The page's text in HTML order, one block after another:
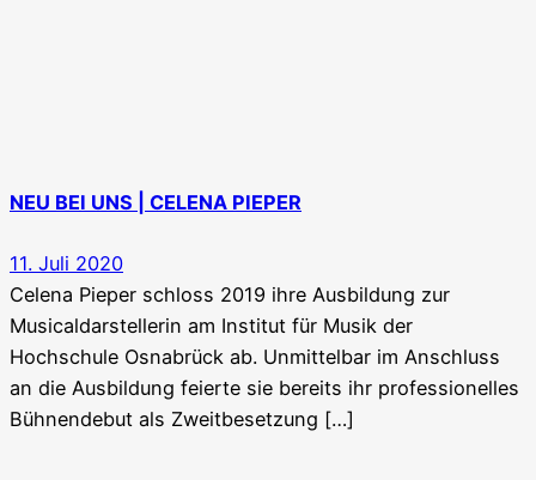
NEU BEI UNS | CELENA PIEPER
11. Juli 2020
Celena Pieper schloss 2019 ihre Ausbildung zur
Musicaldarstellerin am Institut für Musik der
Hochschule Osnabrück ab. Unmittelbar im Anschluss
an die Ausbildung feierte sie bereits ihr professionelles
Bühnendebut als Zweitbesetzung […]